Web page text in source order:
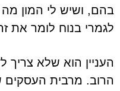
בהם, ושיש לי המון
לגמרי בנוח לומר את
העניין הוא שלא
הרוב. מרבית העסקים